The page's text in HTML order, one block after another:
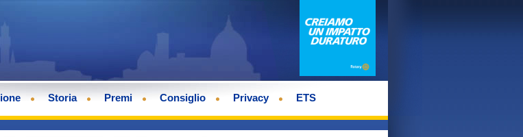
Storia Premi Consiglio Privacy ETS